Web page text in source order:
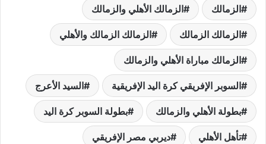
الزمالك الزمالك الأهلي والزمالك
الزمالك الزمالك الزمالك الزمالك والأهلي
الزمالك مباراة الأهلي والزمالك
السوبر الإفريقي كرة اليد الإفريقية السيد الأعرج
بطولة الأهلي والزمالك بطولة السوبر كرة اليد
تأهل الأهلي ديربي مصر الإفريقي